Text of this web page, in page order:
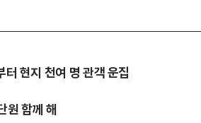
현지 천여 명 관객 운집
원 함께 해